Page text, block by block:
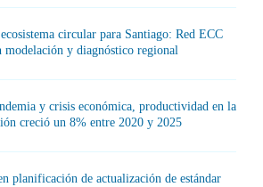
circular para Santiago: Red ECC
modelación y diagnóstico regional
y crisis económica, productividad en la
creció un 8% entre 2020 y 2025
planificación de actualización de estándar